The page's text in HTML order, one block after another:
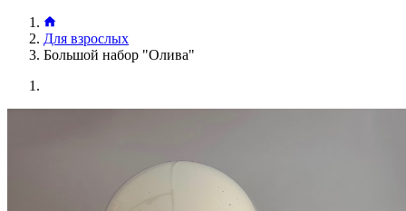
Для взрослых
Большой набор "Олива"